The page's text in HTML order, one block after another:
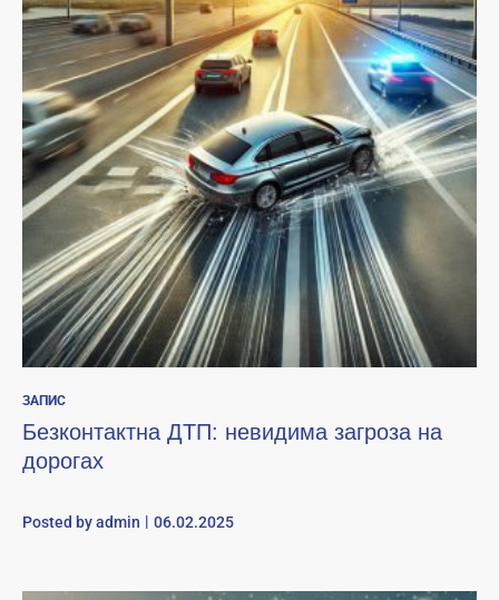
ЗАПИС
Безконтактна ДТП: невидима загроза на
дорогах
Posted byadmin 06.02.2025